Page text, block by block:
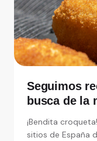
Seguimos
busca de la
¡Bendita
sitios de España